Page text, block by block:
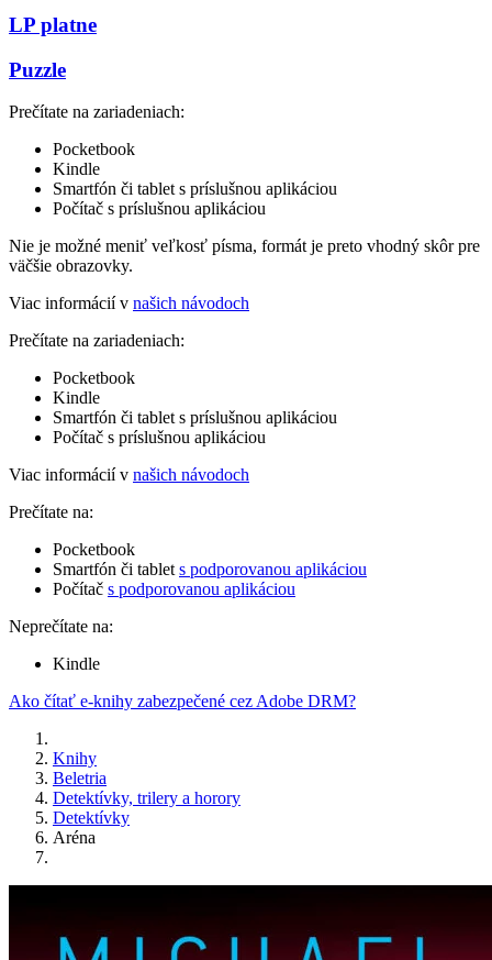
LP platne
Puzzle
Prečítate na zariadeniach:
Pocketbook
Kindle
Smartfón či tablet s príslušnou aplikáciou
Počítač s príslušnou aplikáciou
Nie je možné meniť veľkosť písma, formát je preto vhodný skôr pre
väčšie obrazovky.
Viac informácií v našich návodoch
Prečítate na zariadeniach:
Pocketbook
Kindle
Smartfón či tablet s príslušnou aplikáciou
Počítač s príslušnou aplikáciou
Viac informácií v našich návodoch
Prečítate na:
Pocketbook
Smartfón či tablet s podporovanou aplikáciou
Počítač s podporovanou aplikáciou
Neprečítate na:
Kindle
Ako čítať e-knihy zabezpečené cez Adobe DRM?
Knihy
Beletria
Detektívky, trilery a horory
Detektívky
Aréna